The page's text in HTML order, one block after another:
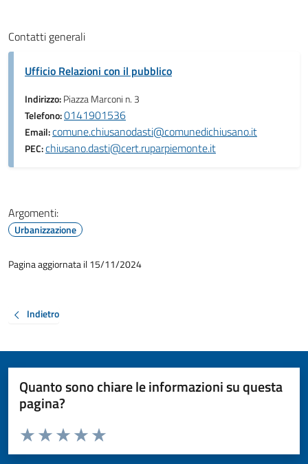
Contatti generali
Ufficio Relazioni con il pubblico
Indirizzo:Piazza Marconi n. 3
Telefono:0141901536
Email:comune.chiusanodasti@comunedichiusano.it
PEC:chiusano.dasti@cert.ruparpiemonte.it
Argomenti:
Urbanizzazione
Pagina aggiornata il 15/11/2024
Indietro
Quanto sono chiare le informazioni su questa
pagina?
Valuta da 1 a 5 stelle la pagina
Valuta 5 stelle su 5
Valuta 4 stelle su 5
Valuta 3 stelle su 5
Valuta 2 stelle su 5
Valuta 1 stelle su 5